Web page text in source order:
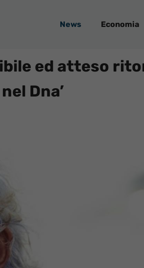
News Economia
ed atteso
Dna’